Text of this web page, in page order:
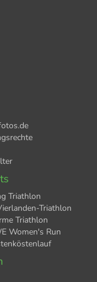
Triathlon
Triathlon
Triathlon
Women's Run